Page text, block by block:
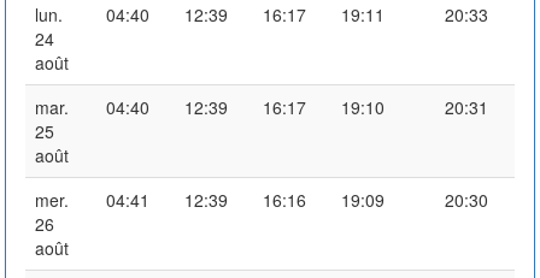
lun.
24
août
04:40 12:39 16:17 19:11 20:33
mar.
25
août
04:40 12:39 16:17 19:10 20:31
mer.
26
août
04:41 12:39 16:16 19:09 20:30